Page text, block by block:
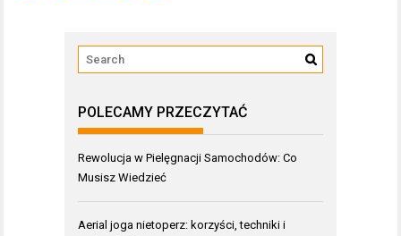
POLECAMY PRZECZYTAĆ
Rewolucja w Pielęgnacji Samochodów: Co
Musisz Wiedzieć
Aerial joga nietoperz: korzyści, techniki i